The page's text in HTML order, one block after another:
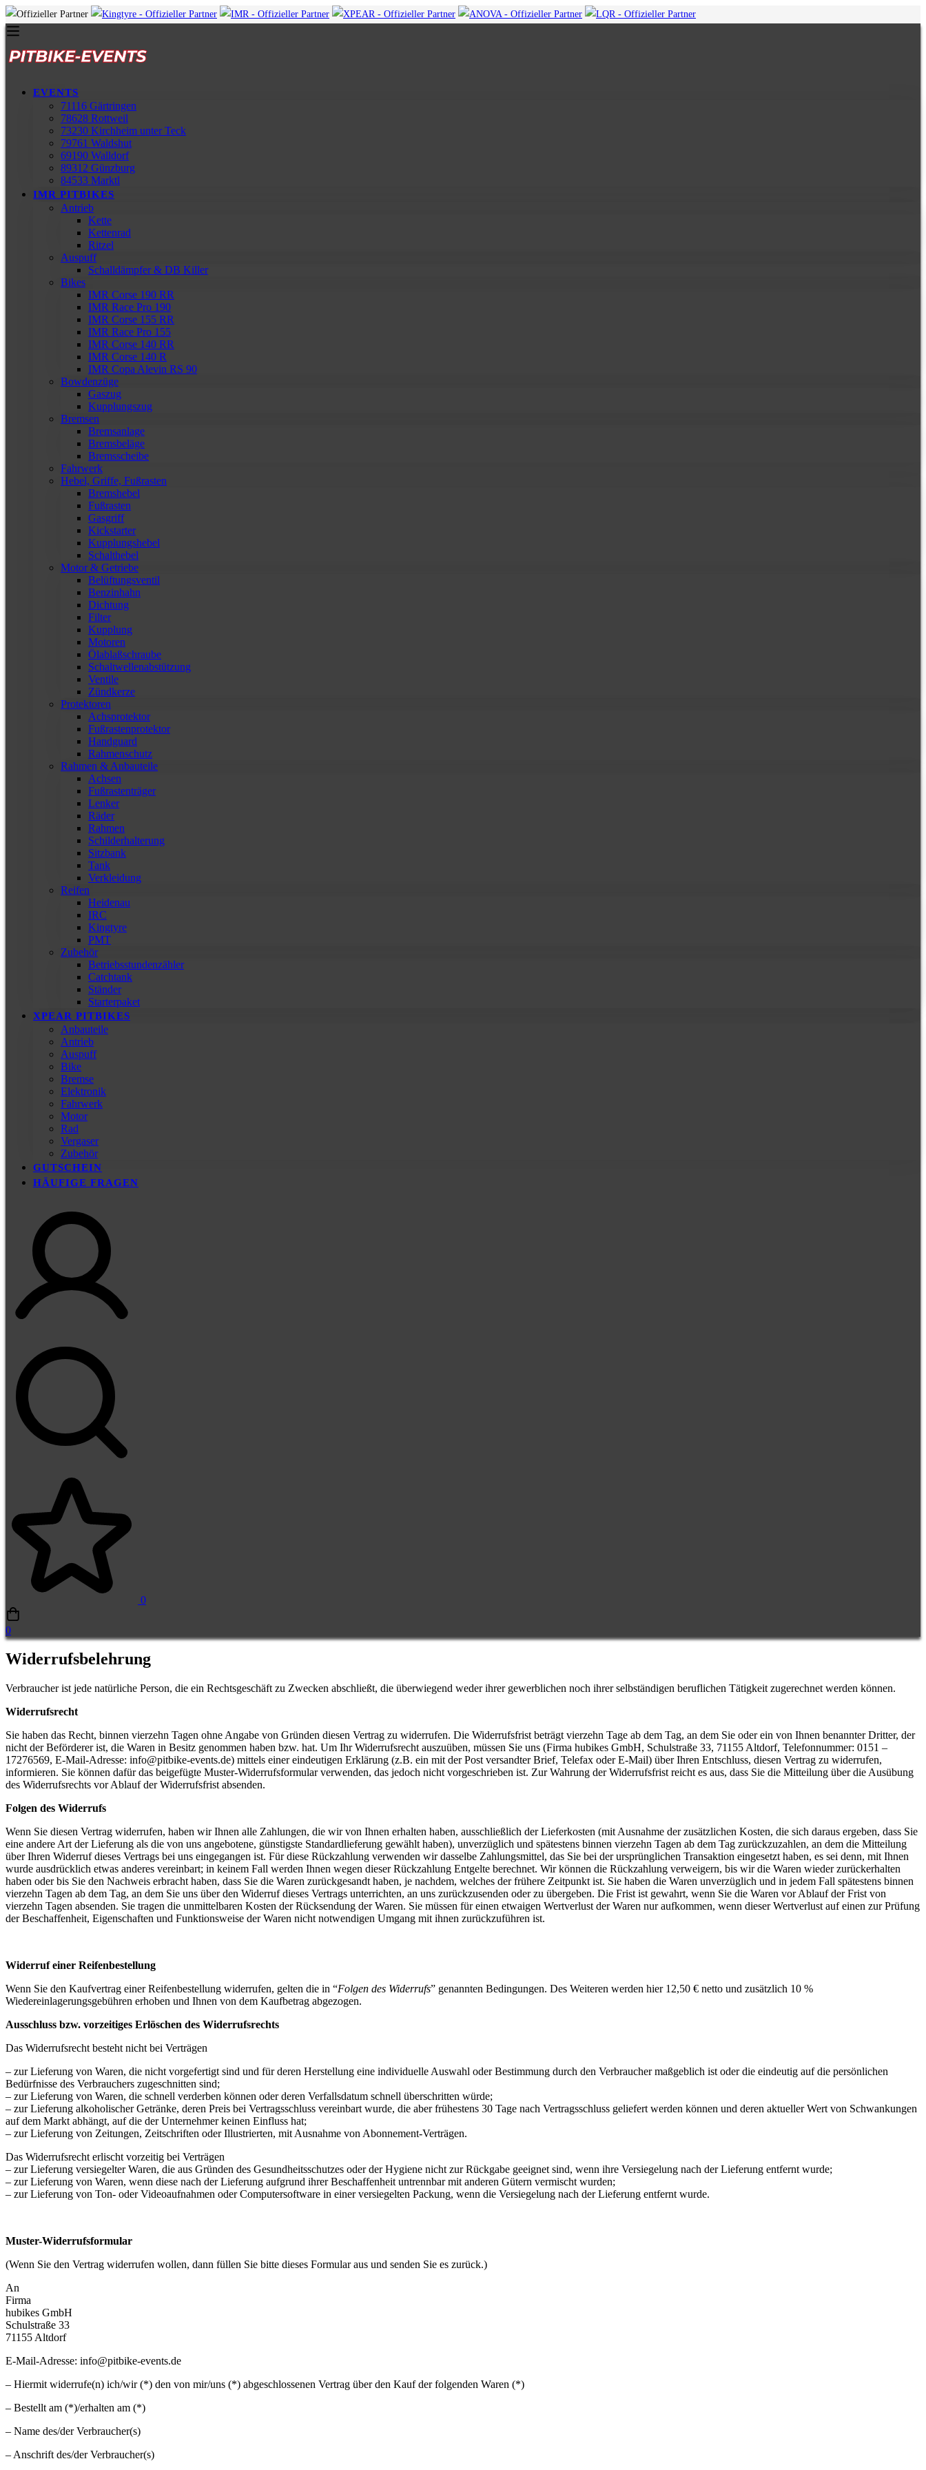
EVENTS
71116 Gärtringen
78628 Rottweil
73230 Kirchheim unter Teck
79761 Waldshut
69190 Walldorf
89312 Günzburg
84533 Marktl
IMR PITBIKES
Antrieb
Kette
Kettenrad
Ritzel
Auspuff
Schalldämpfer & DB Killer
Bikes
IMR Corse 190 RR
IMR Race Pro 190
IMR Corse 155 RR
IMR Race Pro 155
IMR Corse 140 RR
IMR Corse 140 R
IMR Copa Alevin RS 90
Bowdenzüge
Gaszug
Kupplungszug
Bremsen
Bremsanlage
Bremsbeläge
Bremsscheibe
Fahrwerk
Hebel, Griffe, Fußrasten
Bremshebel
Fußrasten
Gasgriff
Kickstarter
Kupplungshebel
Schalthebel
Motor & Getriebe
Belüftungsventil
Benzinhahn
Dichtung
Filter
Kupplung
Motoren
Ölablaßschraube
Schaltwellenabstützung
Ventile
Zündkerze
Protektoren
Achsprotektor
Fußrastenprotektor
Handguard
Rahmenschutz
Rahmen & Anbauteile
Achsen
Fußrastenträger
Lenker
Räder
Rahmen
Schilderhalterung
Sitzbank
Tank
Verkleidung
Reifen
Heidenau
IRC
Kingtyre
PMT
Zubehör
Betriebsstundenzähler
Catchtank
Ständer
Starterpaket
XPEAR PITBIKES
Anbauteile
Antrieb
Auspuff
Bike
Bremse
Elektronik
Fahrwerk
Motor
Rad
Vergaser
Zubehör
GUTSCHEIN
HÄUFIGE FRAGEN
0
0
Widerrufsbelehrung
Widerrufsbelehrung
Verbraucher ist jede natürliche Person, die ein Rechtsgeschäft zu Zwecken abschließt, die überwiegend weder ihrer gewerblichen noch ihrer selbständigen beruflichen Tätigkeit zugerechnet werden können.
Widerrufsrecht
Sie haben das Recht, binnen vierzehn Tagen ohne Angabe von Gründen diesen Vertrag zu widerrufen. Die Widerrufsfrist beträgt vierzehn Tage ab dem Tag, an dem Sie oder ein von Ihnen benannter Dritter, der
nicht der Beförderer ist, die Waren in Besitz genommen haben bzw. hat. Um Ihr Widerrufsrecht auszuüben, müssen Sie uns (Firma hubikes GmbH, Schulstraße 33, 71155 Altdorf, Telefonnummer: 0151 –
17276569, E-Mail-Adresse: info@pitbike-events.de) mittels einer eindeutigen Erklärung (z.B. ein mit der Post versandter Brief, Telefax oder E-Mail) über Ihren Entschluss, diesen Vertrag zu widerrufen,
informieren. Sie können dafür das beigefügte Muster-Widerrufsformular verwenden, das jedoch nicht vorgeschrieben ist. Zur Wahrung der Widerrufsfrist reicht es aus, dass Sie die Mitteilung über die Ausübung
des Widerrufsrechts vor Ablauf der Widerrufsfrist absenden.
Folgen des Widerrufs
Wenn Sie diesen Vertrag widerrufen, haben wir Ihnen alle Zahlungen, die wir von Ihnen erhalten haben, ausschließlich der Lieferkosten (mit Ausnahme der zusätzlichen Kosten, die sich daraus ergeben, dass Sie
eine andere Art der Lieferung als die von uns angebotene, günstigste Standardlieferung gewählt haben), unverzüglich und spätestens binnen vierzehn Tagen ab dem Tag zurückzuzahlen, an dem die Mitteilung
über Ihren Widerruf dieses Vertrags bei uns eingegangen ist. Für diese Rückzahlung verwenden wir dasselbe Zahlungsmittel, das Sie bei der ursprünglichen Transaktion eingesetzt haben, es sei denn, mit Ihnen
wurde ausdrücklich etwas anderes vereinbart; in keinem Fall werden Ihnen wegen dieser Rückzahlung Entgelte berechnet. Wir können die Rückzahlung verweigern, bis wir die Waren wieder zurückerhalten
haben oder bis Sie den Nachweis erbracht haben, dass Sie die Waren zurückgesandt haben, je nachdem, welches der frühere Zeitpunkt ist. Sie haben die Waren unverzüglich und in jedem Fall spätestens binnen
vierzehn Tagen ab dem Tag, an dem Sie uns über den Widerruf dieses Vertrags unterrichten, an uns zurückzusenden oder zu übergeben. Die Frist ist gewahrt, wenn Sie die Waren vor Ablauf der Frist von
vierzehn Tagen absenden. Sie tragen die unmittelbaren Kosten der Rücksendung der Waren. Sie müssen für einen etwaigen Wertverlust der Waren nur aufkommen, wenn dieser Wertverlust auf einen zur Prüfung
der Beschaffenheit, Eigenschaften und Funktionsweise der Waren nicht notwendigen Umgang mit ihnen zurückzuführen ist.
Widerruf einer Reifenbestellung
Wenn Sie den Kaufvertrag einer Reifenbestellung widerrufen, gelten die in “Folgen des Widerrufs” genannten Bedingungen. Des Weiteren werden hier 12,50 € netto und zusätzlich 10 %
Wiedereinlagerungsgebühren erhoben und Ihnen von dem Kaufbetrag abgezogen.
Ausschluss bzw. vorzeitiges Erlöschen des Widerrufsrechts
Das Widerrufsrecht besteht nicht bei Verträgen
– zur Lieferung von Waren, die nicht vorgefertigt sind und für deren Herstellung eine individuelle Auswahl oder Bestimmung durch den Verbraucher maßgeblich ist oder die eindeutig auf die persönlichen
Bedürfnisse des Verbrauchers zugeschnitten sind;
– zur Lieferung von Waren, die schnell verderben können oder deren Verfallsdatum schnell überschritten würde;
– zur Lieferung alkoholischer Getränke, deren Preis bei Vertragsschluss vereinbart wurde, die aber frühestens 30 Tage nach Vertragsschluss geliefert werden können und deren aktueller Wert von Schwankungen
auf dem Markt abhängt, auf die der Unternehmer keinen Einfluss hat;
– zur Lieferung von Zeitungen, Zeitschriften oder Illustrierten, mit Ausnahme von Abonnement-Verträgen.
Das Widerrufsrecht erlischt vorzeitig bei Verträgen
– zur Lieferung versiegelter Waren, die aus Gründen des Gesundheitsschutzes oder der Hygiene nicht zur Rückgabe geeignet sind, wenn ihre Versiegelung nach der Lieferung entfernt wurde;
– zur Lieferung von Waren, wenn diese nach der Lieferung aufgrund ihrer Beschaffenheit untrennbar mit anderen Gütern vermischt wurden;
– zur Lieferung von Ton- oder Videoaufnahmen oder Computersoftware in einer versiegelten Packung, wenn die Versiegelung nach der Lieferung entfernt wurde.
Muster-Widerrufsformular
(Wenn Sie den Vertrag widerrufen wollen, dann füllen Sie bitte dieses Formular aus und senden Sie es zurück.)
An
Firma
hubikes GmbH
Schulstraße 33
71155 Altdorf
E-Mail-Adresse: info@pitbike-events.de
– Hiermit widerrufe(n) ich/wir (*) den von mir/uns (*) abgeschlossenen Vertrag über den Kauf der folgenden Waren (*)
– Bestellt am (*)/erhalten am (*)
– Name des/der Verbraucher(s)
– Anschrift des/der Verbraucher(s)